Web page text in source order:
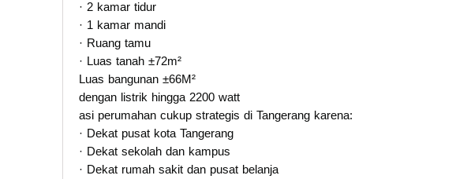
· 2 kamar tidur
· 1 kamar mandi
· Ruang tamu
· Luas tanah ±72m²
Luas bangunan ±66M²
dengan listrik hingga 2200 watt
asi perumahan cukup strategis di Tangerang karena:
· Dekat pusat kota Tangerang
· Dekat sekolah dan kampus
· Dekat rumah sakit dan pusat belanja